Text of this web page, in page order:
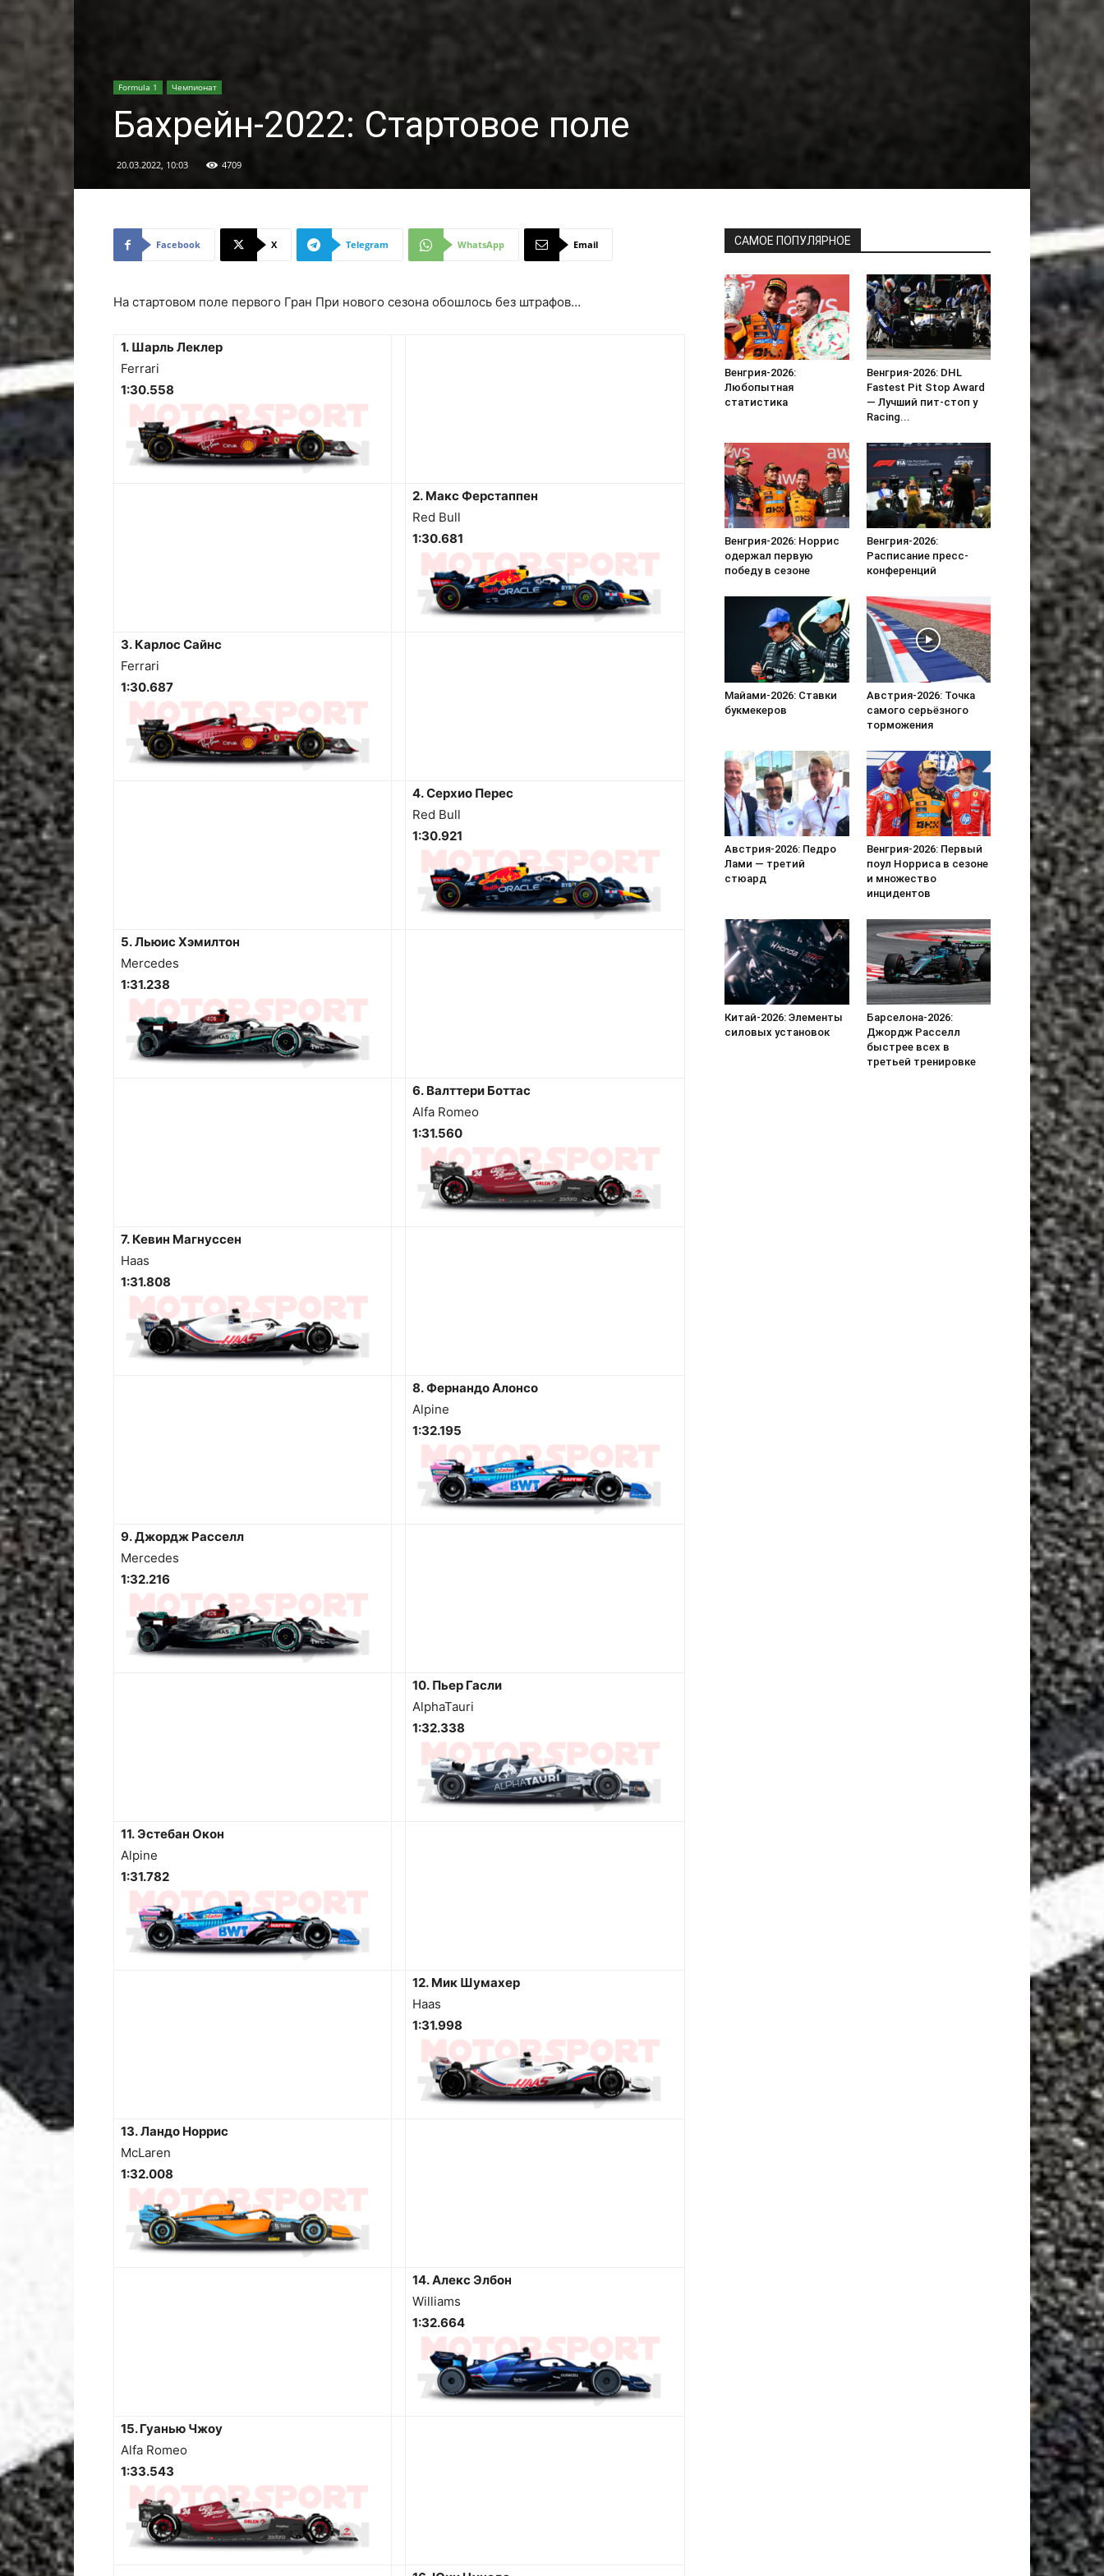
Formula 1 Чемпионат
Бахрейн-2022: Стартовое поле
20.03.2022, 10:03 4709
Facebook X Telegram WhatsApp Email
На стартовом поле первого Гран При нового сезона обошлось без штрафов…
1. Шарль Леклер
Ferrari
1:30.558
2. Макс Ферстаппен
Red Bull
1:30.681
3. Карлос Сайнс
Ferrari
1:30.687
4. Серхио Перес
Red Bull
1:30.921
5. Льюис Хэмилтон
Mercedes
1:31.238
6. Валттери Боттас
Alfa Romeo
1:31.560
7. Кевин Магнуссен
Haas
1:31.808
8. Фернандо Алонсо
Alpine
1:32.195
9. Джордж Расселл
Mercedes
1:32.216
10. Пьер Гасли
AlphaTauri
1:32.338
11. Эстебан Окон
Alpine
1:31.782
12. Мик Шумахер
Haas
1:31.998
13. Ландо Норрис
McLaren
1:32.008
14. Алекс Элбон
Williams
1:32.664
15. Гуанью Чжоу
Alfa Romeo
1:33.543
САМОЕ ПОПУЛЯРНОЕ
Венгрия-2026:
Любопытная
статистика
Венгрия-2026: DHL
Fastest Pit Stop Award
— Лучший пит-стоп у
Racing...
Венгрия-2026: Норрис
одержал первую
победу в сезоне
Венгрия-2026:
Расписание пресс-
конференций
Майами-2026: Ставки
букмекеров
Австрия-2026: Точка
самого серьёзного
торможения
Австрия-2026: Педро
Лами — третий
стюард
Венгрия-2026: Первый
поул Норриса в сезоне
и множество
инцидентов
Китай-2026: Элементы
силовых установок
Барселона-2026:
Джордж Расселл
быстрее всех в
третьей тренировке